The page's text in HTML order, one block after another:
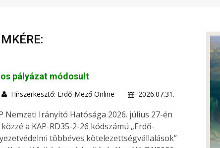
pályázat módosult
Hírszerkesztő: Erdő-Mező Online 2026.07.31.
Nemzeti Irányító Hatósága 2026. július 27-én
a KAP-RD35-2-26 kódszámú „Erdő-
többéves kötelezettségvállalások”